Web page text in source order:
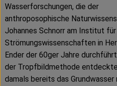
Wasserforschungen, die der
anthroposophische
Johannes Schnorr am Institut für
Strömungswissenschaften in
Ender der 60ger Jahre
der Tropfbildmethode
damals bereits das